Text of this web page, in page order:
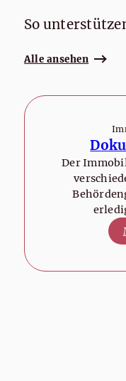
So
Alle ansehen
Der